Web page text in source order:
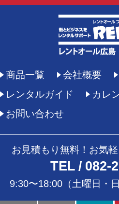
商品一覧 会社概要
レンタルガイド
カレ
お問い合わせ
お見積もり無料！お気
TEL 082-
9:30〜18:00（土曜日・